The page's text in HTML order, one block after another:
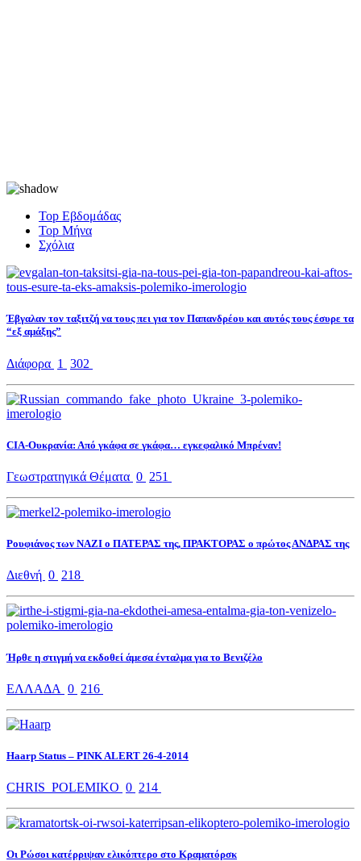
Top Εβδομάδας
Top Μήνα
Σχόλια
Έβγαλαν τον ταξιτζή να τους πει για τον Παπανδρέου και αυτός τους έσυρε τα
“εξ αμάξης”
Διάφορα 1 302
CIA-Ουκρανία: Από γκάφα σε γκάφα… εγκεφαλικό Μπρέναν!
Γεωστρατηγικά Θέματα 0 251
Ρουφιάνος των ΝΑΖΙ ο ΠΑΤΕΡΑΣ της, ΠΡΑΚΤΟΡΑΣ ο πρώτος ΑΝΔΡΑΣ της
Διεθνή 0 218
Ήρθε η στιγμή να εκδοθεί άμεσα ένταλμα για το Βενιζέλο
ΕΛΛΑΔΑ 0 216
Haarp Status – PINK ALERT 26-4-2014
CHRIS_POLEMIKO 0 214
Οι Ρώσοι κατέρριψαν ελικόπτερο στο Κραματόρσκ